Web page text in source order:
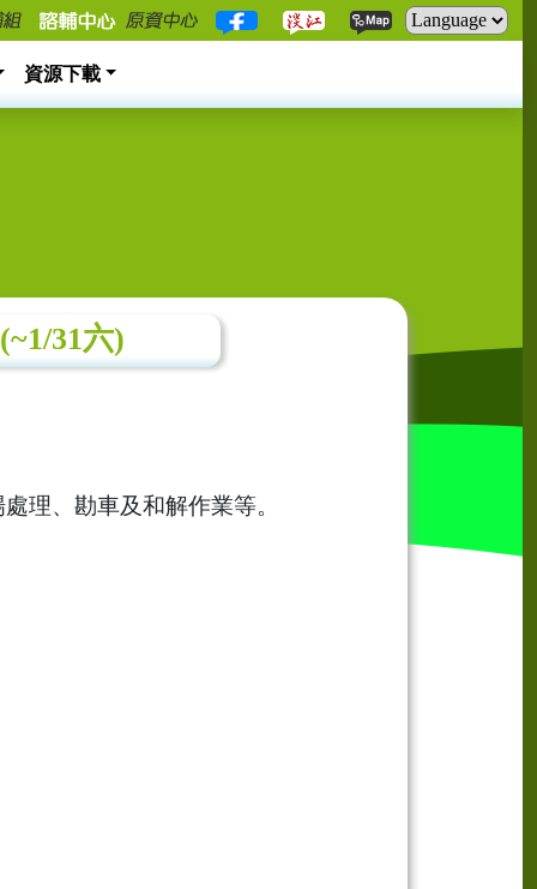
資源下載
31六)
理、勘車及和解作業等。